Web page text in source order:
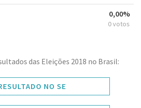
0,00%
0 votos
das Eleições 2018 no Brasil:
NO SE